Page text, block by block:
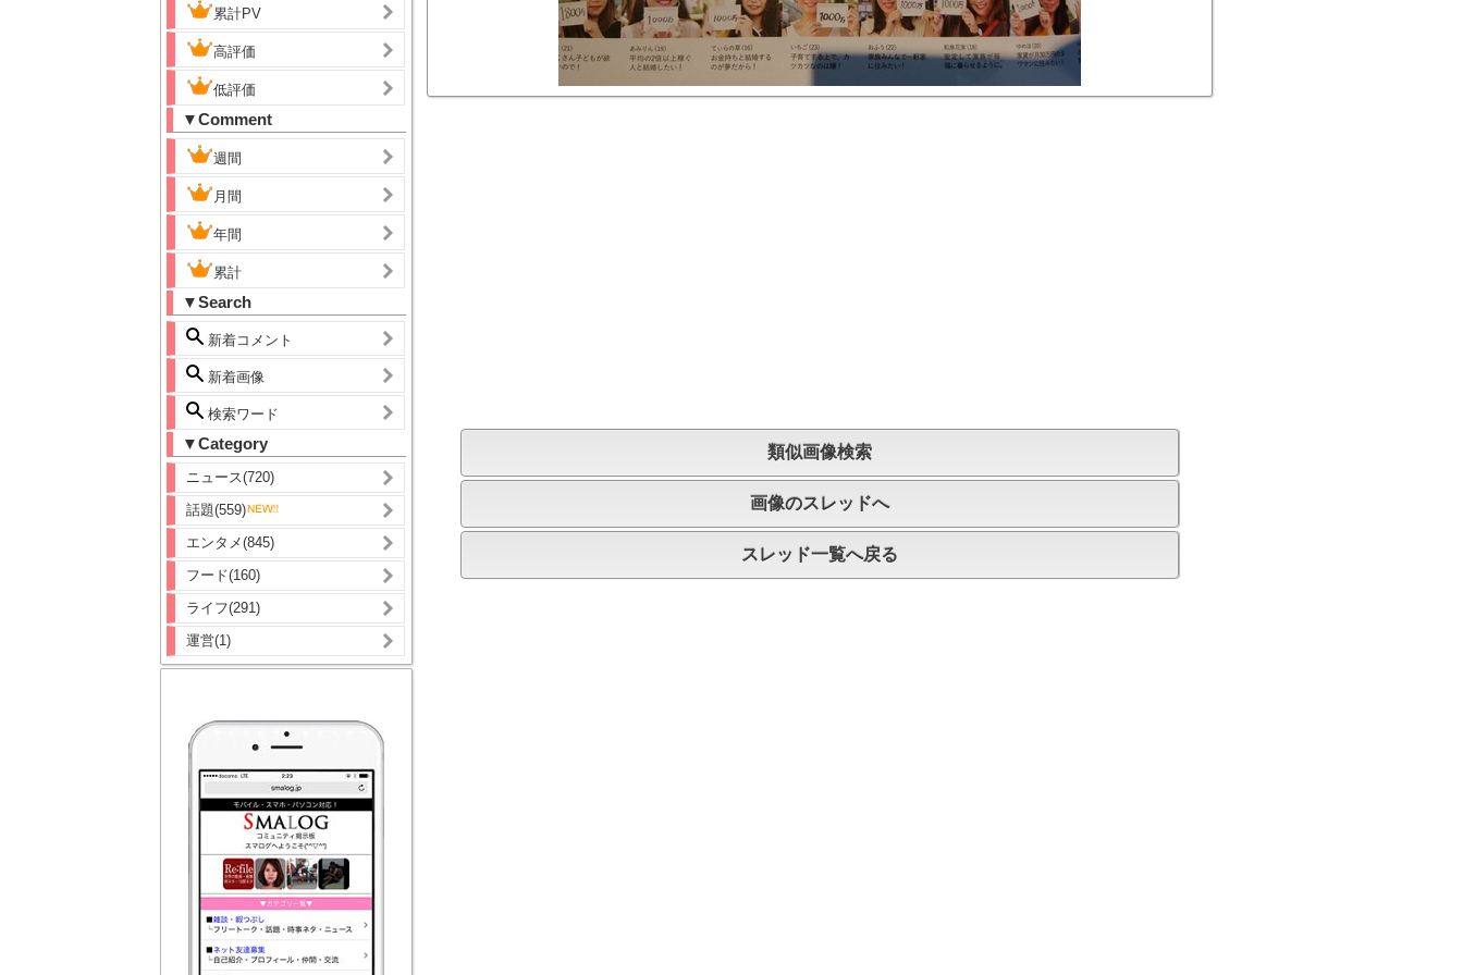
累計PV
高評価
低評価
▼Comment
週間
月間
年間
累計
▼Search
新着コメント
新着画像
検索ワード
▼Category
ニュース(720)
話題(559)
エンタメ(845)
フード(160)
ライフ(291)
運営(1)
類似画像検索
画像のスレッドへ
スレッド一覧へ戻る